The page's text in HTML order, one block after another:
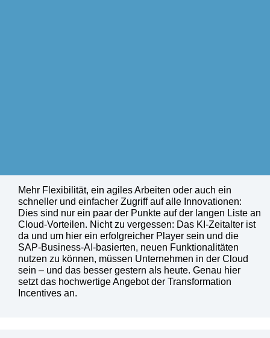
Mehr Flexibilität, ein agiles Arbeiten oder auch ein
schneller und einfacher Zugriff auf alle Innovationen:
Dies sind nur ein paar der Punkte auf der langen Liste an
Cloud-Vorteilen. Nicht zu vergessen: Das KI-Zeitalter ist
da und um hier ein erfolgreicher Player sein und die
SAP-Business-AI-basierten, neuen Funktionalitäten
nutzen zu können, müssen Unternehmen in der Cloud
sein – und das besser gestern als heute. Genau hier
setzt das hochwertige Angebot der Transformation
Incentives an.